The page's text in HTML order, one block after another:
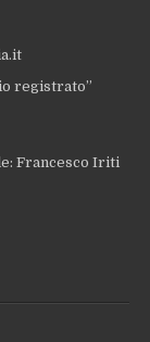
registrato”
Francesco Iriti